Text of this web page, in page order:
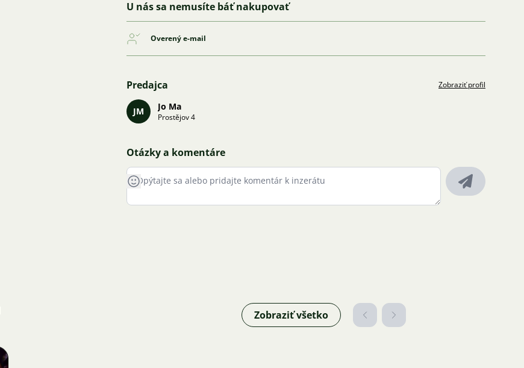
U nás sa nemusíte báť nakupovať
Overený e-mail
Predajca Zobraziť profil
JM Jo Ma
Prostějov 4
Otázky a komentáre
Zobraziť všetko